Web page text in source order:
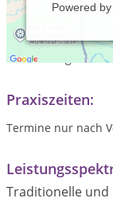
Powered by
Homöopathie (ad
Praxiszeiten:
Termine nur nach
Traditionelle und